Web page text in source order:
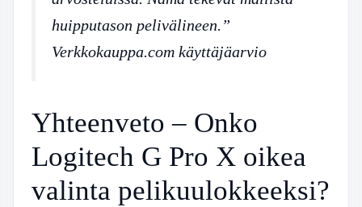
huipputason pelivälineen.”
Verkkokauppa.com käyttäjäarvio
Yhteenveto – Onko
Logitech G Pro X oikea
valinta pelikuulokkeeksi?